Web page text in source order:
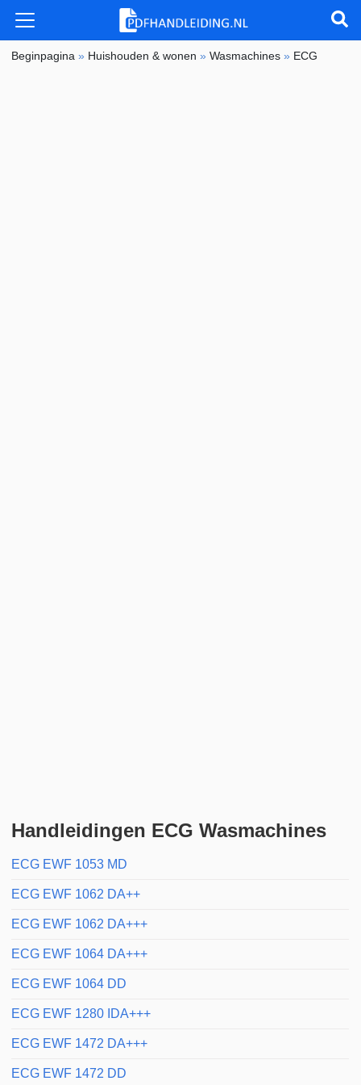
Beginpagina » Huishouden & wonen »Wasmachines » ECG
Handleidingen ECG Wasmachines
ECG EWF 1053 MD
ECG EWF 1062 DA++
ECG EWF 1062 DA+++
ECG EWF 1064 DA+++
ECG EWF 1064 DD
ECG EWF 1280 IDA+++
ECG EWF 1472 DA+++
ECG EWF 1472 DD